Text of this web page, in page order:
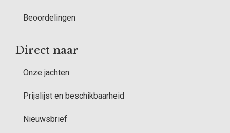
Beoordelingen
Direct naar
Onze jachten
Prijslijst en beschikbaarheid
Nieuwsbrief